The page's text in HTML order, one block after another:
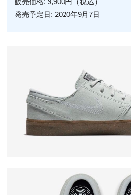
販売価格: 9,900円（税込）
発売予定日: 2020年9月7日